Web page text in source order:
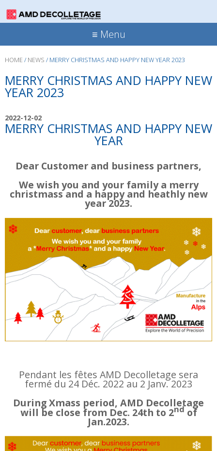
≡ Menu
HOME / NEWS / MERRY CHRISTMAS AND HAPPY NEW YEAR 2023
MERRY CHRISTMAS AND HAPPY NEW
YEAR 2023
2022-12-02
MERRY CHRISTMAS AND HAPPY NEW
YEAR
Dear Customer and business partners,
We wish you and your family a merry
christmass and a happy and heathly new
year 2023.
Pendant les fêtes AMD Decolletage sera
fermé du 24 Déc. 2022 au 2 Janv. 2023
During Xmass period, AMD Decolletage
will be close from Dec. 24th to 2nd of
Jan.2023.